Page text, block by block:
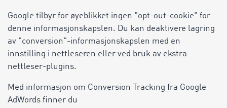
Google tilbyr for øyeblikket ingen "opt-out-cookie" for
denne informasjonskapslen. Du kan deaktivere lagring
av "conversion"-informasjonskapslen med en
innstilling i nettleseren eller ved bruk av ekstra
nettleser-plugins.
Med informasjon om Conversion Tracking fra Google
AdWords finner du